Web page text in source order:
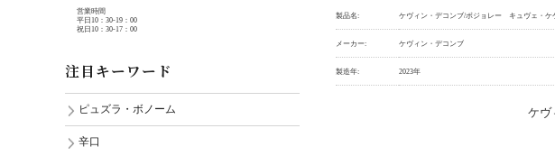
製品名: ケヴィン・デコンブ/ボジョレー キュヴェ・ケ
メーカー: ケヴィン・デコンブ
製造年: 2023年
ケヴ
営業時間
平日10：30-19：00
祝日10：30-17：00
注目キーワード
ピュズラ・ボノーム
辛口